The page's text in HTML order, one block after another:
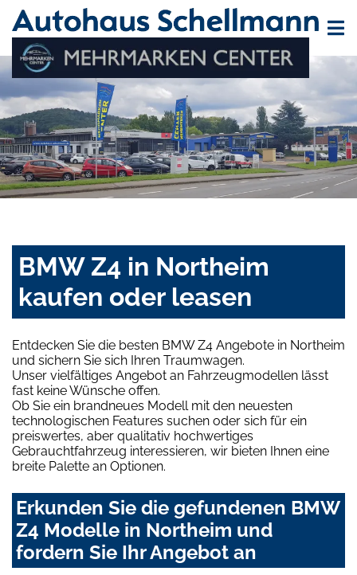
BMW Z4 in Northeim
kaufen oder leasen
Entdecken Sie die besten BMW Z4 Angebote in Northeim
und sichern Sie sich Ihren Traumwagen.
Unser vielfältiges Angebot an Fahrzeugmodellen lässt
fast keine Wünsche offen.
Ob Sie ein brandneues Modell mit den neuesten
technologischen Features suchen oder sich für ein
preiswertes, aber qualitativ hochwertiges
Gebrauchtfahrzeug interessieren, wir bieten Ihnen eine
breite Palette an Optionen.
Erkunden Sie die gefundenen BMW
Z4 Modelle in Northeim und
fordern Sie Ihr Angebot an